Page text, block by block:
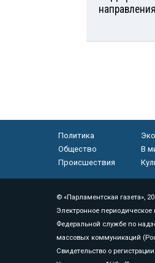
Политика
Общество
В
Происшествия
© «Парламентская газета»,
Электронное периодическое
Федеральной службе по
массовых коммуникаций
Свидетельство о